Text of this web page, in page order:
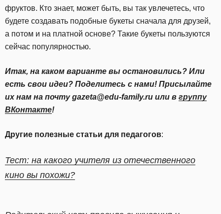
фруктов. Кто знает, может быть, вы так увлечетесь, что
будете создавать подобные букеты сначала для друзей,
а потом и на платной основе? Такие букеты пользуются
сейчас популярностью.
Итак, на каком варианте вы остановились? Или
есть свои идеи? Поделитесь с нами! Присылайте
их нам на почту gazeta@edu-family.ru или в группу
ВКонтакте!
Другие полезные статьи для педагогов:
Тест: на какого учителя из отечественного
кино вы похожи?